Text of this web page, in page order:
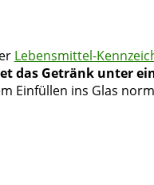
Lebensmittel-
das Getränk unter
Einfüllen ins Glas